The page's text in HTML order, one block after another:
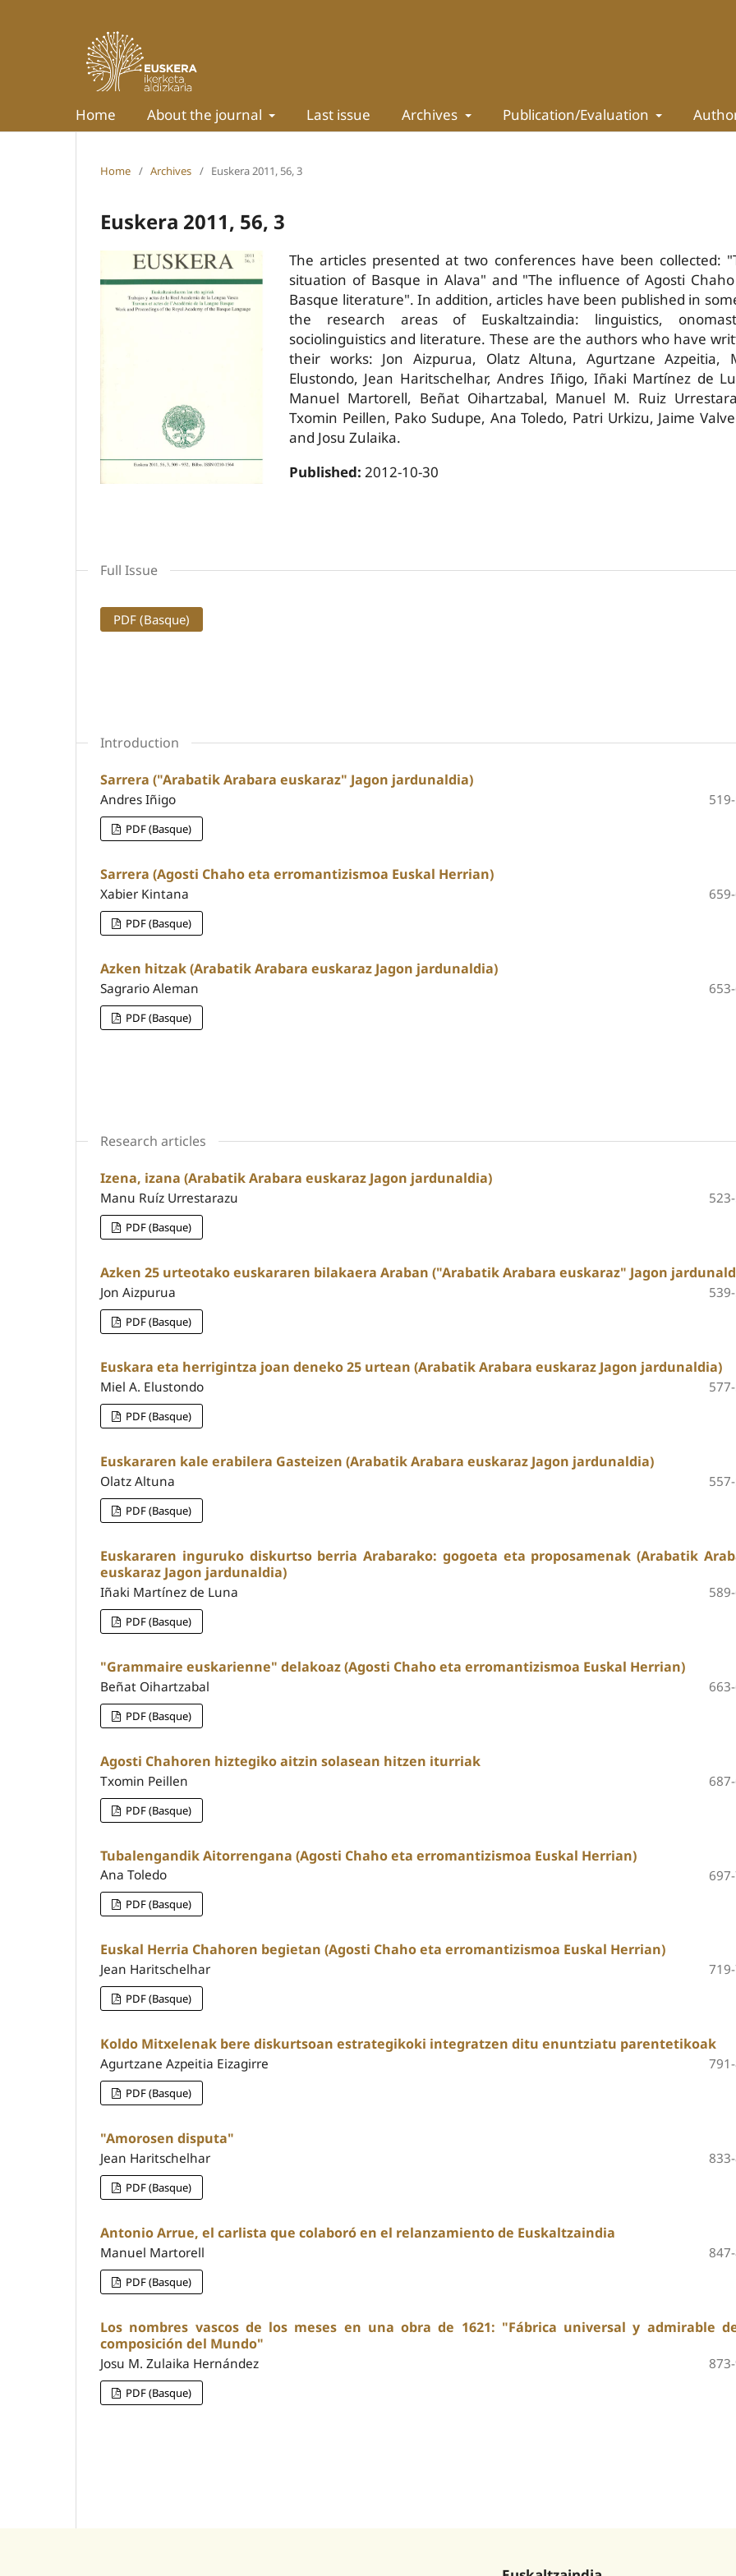
Home About the journal Last issue Archives Publication/Evaluation
Home / Archives / Euskera 2011, 56, 3
Euskera 2011, 56, 3
The articles presented at two conferences have been collected:
situation of Basque in Alava" and "The influence of Agosti
Basque literature". In addition, articles have been published in
the research areas of Euskaltzaindia: linguistics,
sociolinguistics and literature. These are the authors who have
their works: Jon Aizpurua, Olatz Altuna, Agurtzane Azpeitia,
Elustondo, Jean Haritschelhar, Andres Iñigo, Iñaki Martínez de
Manuel Martorell, Beñat Oihartzabal, Manuel M. Ruiz
Txomin Peillen, Pako Sudupe, Ana Toledo, Patri Urkizu, Jaime
and Josu Zulaika.
Published: 2012-10-30
Full Issue
PDF (Basque)
Introduction
Sarrera ("Arabatik Arabara euskaraz" Jagon jardunaldia)
Andres Iñigo
PDF (Basque)
Sarrera (Agosti Chaho eta erromantizismoa Euskal Herrian)
Xabier Kintana
PDF (Basque)
Azken hitzak (Arabatik Arabara euskaraz Jagon jardunaldia)
Sagrario Aleman
PDF (Basque)
Research articles
Izena, izana (Arabatik Arabara euskaraz Jagon jardunaldia)
Manu Ruíz Urrestarazu
PDF (Basque)
Azken 25 urteotako euskararen bilakaera Araban ("Arabatik Arabara euskaraz" Jagon
Jon Aizpurua
PDF (Basque)
Euskara eta herrigintza joan deneko 25 urtean (Arabatik Arabara euskaraz Jagon jardunaldia)
Miel A. Elustondo
PDF (Basque)
Euskararen kale erabilera Gasteizen (Arabatik Arabara euskaraz Jagon jardunaldia)
Olatz Altuna
PDF (Basque)
Euskararen inguruko diskurtso berria Arabarako: gogoeta eta proposamenak (Arabatik
euskaraz Jagon jardunaldia)
Iñaki Martínez de Luna
PDF (Basque)
"Grammaire euskarienne" delakoaz (Agosti Chaho eta erromantizismoa Euskal Herrian)
Beñat Oihartzabal
PDF (Basque)
Agosti Chahoren hiztegiko aitzin solasean hitzen iturriak
Txomin Peillen
PDF (Basque)
Tubalengandik Aitorrengana (Agosti Chaho eta erromantizismoa Euskal Herrian)
Ana Toledo
PDF (Basque)
Euskal Herria Chahoren begietan (Agosti Chaho eta erromantizismoa Euskal Herrian)
Jean Haritschelhar
PDF (Basque)
Koldo Mitxelenak bere diskurtsoan estrategikoki integratzen ditu enuntziatu parentetikoak
Agurtzane Azpeitia Eizagirre
PDF (Basque)
"Amorosen disputa"
Jean Haritschelhar
PDF (Basque)
Antonio Arrue, el carlista que colaboró en el relanzamiento de Euskaltzaindia
Manuel Martorell
PDF (Basque)
Los nombres vascos de los meses en una obra de 1621: "Fábrica universal y admirable
composición del Mundo"
Josu M. Zulaika Hernández
PDF (Basque)